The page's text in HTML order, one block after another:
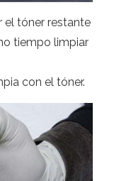
el tóner restante
tiempo limpiar
con el tóner.